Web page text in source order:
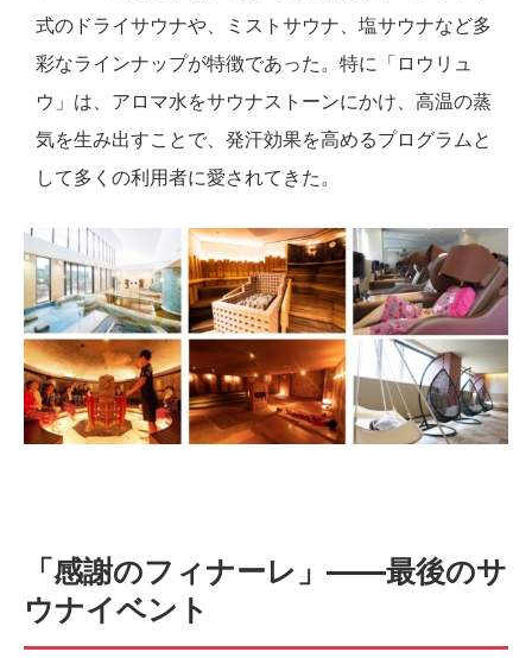
式のドライサウナや、ミストサウナ、塩サウナなど多
彩なラインナップが特徴であった。特に「ロウリュ
ウ」は、アロマ水をサウナストーンにかけ、高温の蒸
気を生み出すことで、発汗効果を高めるプログラムと
して多くの利用者に愛されてきた。
「感謝のフィナーレ」——最後のサ
ウナイベント